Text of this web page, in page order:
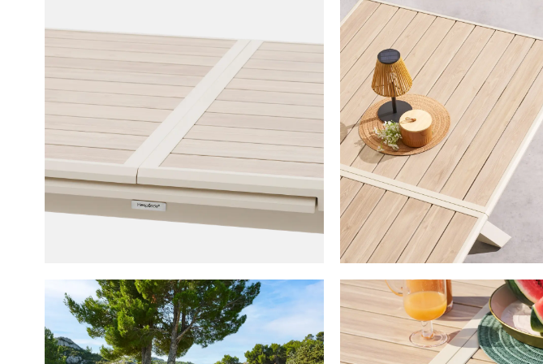
Tuintafel Verlengbaar CORTONA
winkelmandje
TUINTAFEL
220/280X113
Productnummer:
€ 899,00
Prijs per stuk, incl. btw en
GA NAAR